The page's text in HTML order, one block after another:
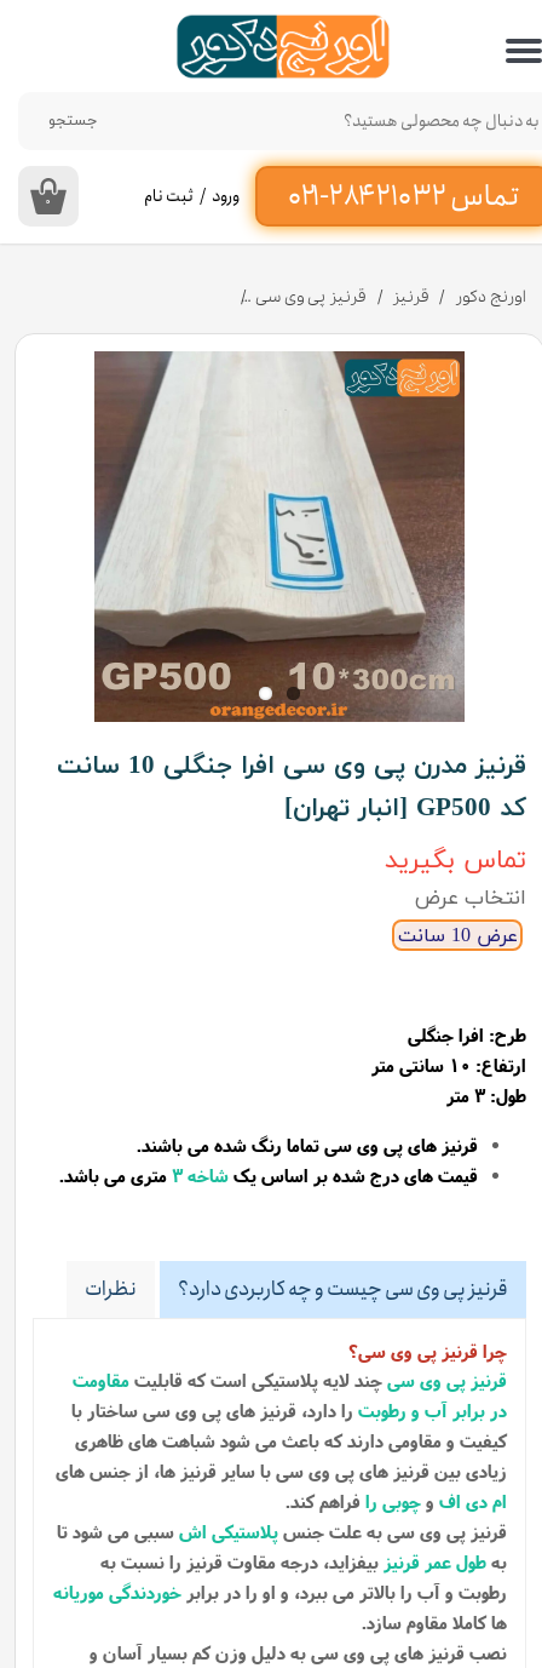
تماس ۳۲ ۲۱۰ ۲۸۴-۰۲۱‌
جستجو
۰ ورود / ثبت نام
حساب کاربری من
تغییر گذر واژه
سفارشات
خروج از حساب کاربری
اورنج دکور قرنیز قرنیز پی وی سی
قرنیز مدرن پی وی سی افرا جنگلی 10 سانت
کد GP500 [انبار تهران]
تماس بگیرید
طرح: افرا جنگلی
ارتفاع: 10 سانتی متر
طول: 3 متر
قرنیز های پی وی سی تماما رنگ شده می باشند.
قیمت های درج شده بر اساس یکشاخه3متری می باشد.
انتخاب عرض
عرض 10 سانت
قرنیز پی وی سی چیست و چه کاربردی دارد؟ نظرات
چرا قرنیز پی وی سی؟
قرنیز پی وی سیچند لایه پلاستیکی است که قابلیتمقاومت
در برابر آب و رطوبت را دارد، قرنیز های پی وی سی ساختار با
کیفیت و مقاومی دارند که باعث می شود شباهت های ظاهری
زیادی بین قرنیز های پی وی سی با سایر قرنیز ها، از جنس های
ام دی اف وچوبی را فراهم کند.
قرنیز پی وی سی به علت جنسپلاستیکی اشسببی می شود تا
بهطول عمر قرنیز بیفزاید، درجه مقاوت قرنیز را نسبت به
رطوبت و آب را بالاتر می ببرد، و او را در برابر خوردندگی موریانه
ها کاملا مقاوم سازد.
نصب قرنیز های پی وی سی به دلیل وزن کم بسیار آسان و